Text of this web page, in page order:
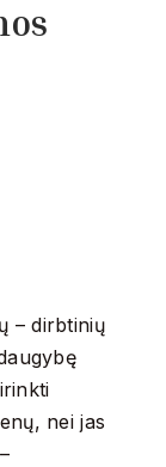
– dirbtinių
nei jas